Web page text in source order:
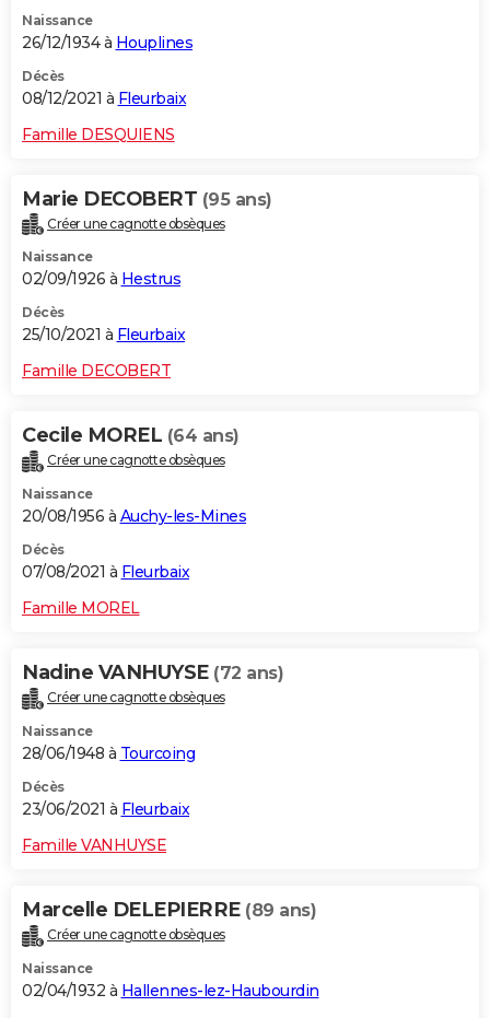
Naissance
26/12/1934 à Houplines
Décès
08/12/2021 à Fleurbaix
Famille DESQUIENS
Marie DECOBERT (95 ans)
Créer une cagnotte obsèques
Naissance
02/09/1926 à Hestrus
Décès
25/10/2021 à Fleurbaix
Famille DECOBERT
Cecile MOREL (64 ans)
Créer une cagnotte obsèques
Naissance
20/08/1956 à Auchy-les-Mines
Décès
07/08/2021 à Fleurbaix
Famille MOREL
Nadine VANHUYSE (72 ans)
Créer une cagnotte obsèques
Naissance
28/06/1948 à Tourcoing
Décès
23/06/2021 à Fleurbaix
Famille VANHUYSE
Marcelle DELEPIERRE (89 ans)
Créer une cagnotte obsèques
Naissance
02/04/1932 à Hallennes-lez-Haubourdin